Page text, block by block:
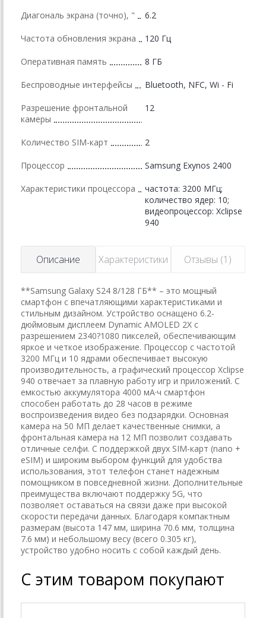
Диагональ экрана (точно), " 6.2
Частота обновления экрана 120 Гц
Оперативная память 8 ГБ
Беспроводные интерфейсы Bluetooth, NFC, Wi - Fi
Разрешение фронтальной
камеры
12
Количество SIM-карт 2
Процессор Samsung Exynos 2400
Характеристики процессора
частота: 3200 МГц;
количество ядер: 10;
видеопроцессор: Xclipse
940
Описание Характеристики Отзывы (1)
**Samsung Galaxy S24 8/128 ГБ** – это мощный
смартфон с впечатляющими характеристиками и
стильным дизайном. Устройство оснащено 6.2-
дюймовым дисплеем Dynamic AMOLED 2X с
разрешением 2340?1080 пикселей, обеспечивающим
яркое и четкое изображение. Процессор с частотой
3200 МГц и 10 ядрами обеспечивает высокую
производительность, а графический процессор Xclipse
940 отвечает за плавную работу игр и приложений. С
емкостью аккумулятора 4000 мА·ч смартфон
способен работать до 28 часов в режиме
воспроизведения видео без подзарядки. Основная
камера на 50 МП делает качественные снимки, а
фронтальная камера на 12 МП позволит создавать
отличные селфи. С поддержкой двух SIM-карт (nano +
eSIM) и широким выбором функций для удобства
использования, этот телефон станет надежным
помощником в повседневной жизни. Дополнительные
преимущества включают поддержку 5G, что
позволяет оставаться на связи даже при высокой
скорости передачи данных. Благодаря компактным
размерам (высота 147 мм, ширина 70.6 мм, толщина
7.6 мм) и небольшому весу (всего 0.305 кг),
устройство удобно носить с собой каждый день.
С этим товаром покупают